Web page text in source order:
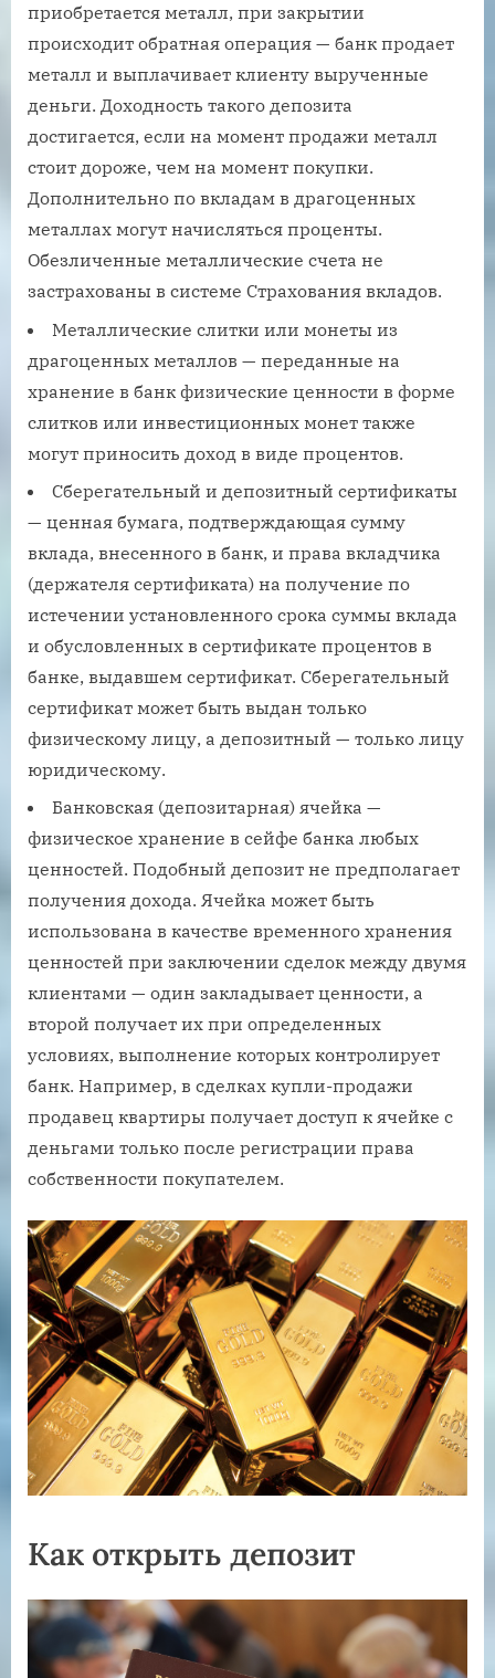
приобретается металл, при закрытии
происходит обратная операция — банк продает
металл и выплачивает клиенту вырученные
деньги. Доходность такого депозита
достигается, если на момент продажи металл
стоит дороже, чем на момент покупки.
Дополнительно по вкладам в драгоценных
металлах могут начисляться проценты.
Обезличенные металлические счета не
застрахованы в системе Страхования вкладов.
Металлические слитки или монеты из
драгоценных металлов — переданные на
хранение в банк физические ценности в форме
слитков или инвестиционных монет также
могут приносить доход в виде процентов.
Сберегательный и депозитный сертификаты
— ценная бумага, подтверждающая сумму
вклада, внесенного в банк, и права вкладчика
(держателя сертификата) на получение по
истечении установленного срока суммы вклада
и обусловленных в сертификате процентов в
банке, выдавшем сертификат. Сберегательный
сертификат может быть выдан только
физическому лицу, а депозитный — только лицу
юридическому.
Банковская (депозитарная) ячейка —
физическое хранение в сейфе банка любых
ценностей. Подобный депозит не предполагает
получения дохода. Ячейка может быть
использована в качестве временного хранения
ценностей при заключении сделок между двумя
клиентами — один закладывает ценности, а
второй получает их при определенных
условиях, выполнение которых контролирует
банк. Например, в сделках купли-продажи
продавец квартиры получает доступ к ячейке с
деньгами только после регистрации права
собственности покупателем.
Как открыть депозит